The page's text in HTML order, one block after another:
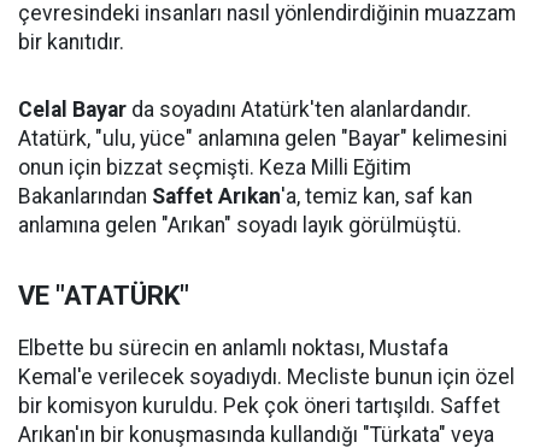
çevresindeki insanları nasıl yönlendirdiğinin muazzam
bir kanıtıdır.
Celal Bayar da soyadını Atatürk'ten alanlardandır.
Atatürk, "ulu, yüce" anlamına gelen "Bayar" kelimesini
onun için bizzat seçmişti. Keza Milli Eğitim
Bakanlarından Saffet Arıkan'a, temiz kan, saf kan
anlamına gelen "Arıkan" soyadı layık görülmüştü.
VE "ATATÜRK"
Elbette bu sürecin en anlamlı noktası, Mustafa
Kemal'e verilecek soyadıydı. Mecliste bunun için özel
bir komisyon kuruldu. Pek çok öneri tartışıldı. Saffet
Arıkan'ın bir konuşmasında kullandığı "Türkata" veya